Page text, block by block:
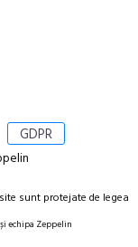
GDPR
sunt protejate de legea
echipa Zeppelin